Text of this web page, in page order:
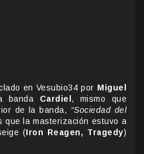
en Vesubio34 por Miguel
banda Cardiel , mismo que
de la banda, “Sociedad del
que la masterización estuvo a
(Iron Reagen, Tragedy)